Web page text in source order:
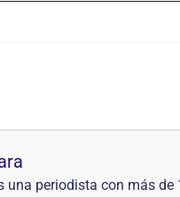
una periodista con más